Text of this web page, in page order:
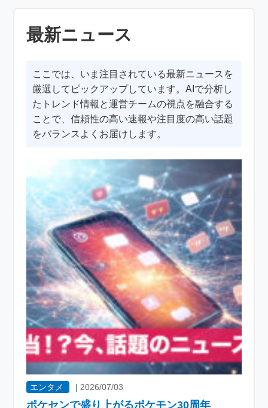
最新ニュース
ここでは、いま注目されている最新ニュースを
厳選してピックアップしています。AIで分析し
たトレンド情報と運営チームの視点を融合する
ことで、信頼性の高い速報や注目度の高い話題
をバランスよくお届けします。
エンタメ | 2026/07/03
ポケセンで盛り上がるポケモン30周年